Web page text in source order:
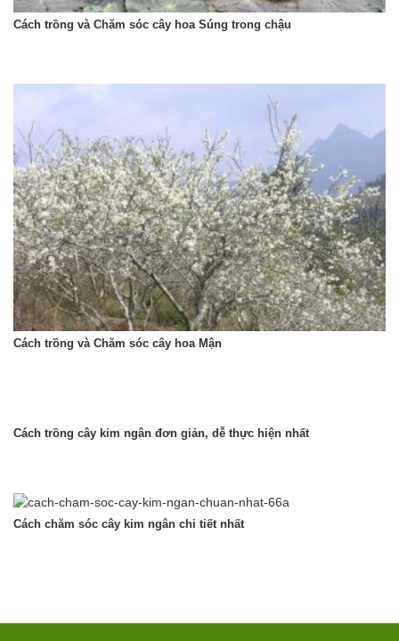
Cách trồng và Chăm sóc cây hoa Súng trong chậu
Cách trồng và Chăm sóc cây hoa Mận
Cách trồng cây kim ngân đơn giản, dễ thực hiện nhất
Cách chăm sóc cây kim ngân chi tiết nhất